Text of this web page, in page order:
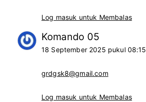
Log masuk untuk Membalas
Komando 05
18 September 2025 pukul 08:15
grdgsk8@gmail.com
Log masuk untuk Membalas